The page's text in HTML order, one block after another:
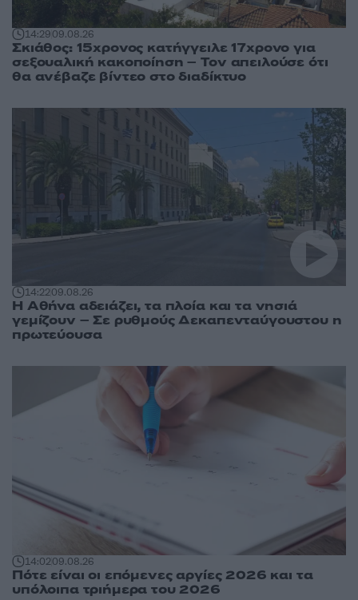
14:2909.08.26
Σκιάθος: 15χρονος κατήγγειλε 17χρονο για
σεξουαλική κακοποίηση – Τον απειλούσε ότι
θα ανέβαζε βίντεο στο διαδίκτυο
14:2209.08.26
Η Αθήνα αδειάζει, τα πλοία και τα νησιά
γεμίζουν – Σε ρυθμούς Δεκαπενταύγουστου η
πρωτεύουσα
14:0209.08.26
Πότε είναι οι επόμενες αργίες 2026 και τα
υπόλοιπα τριήμερα του 2026